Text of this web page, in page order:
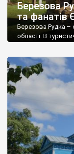
Березова
та фанатів
Березова Рудка –
області. В